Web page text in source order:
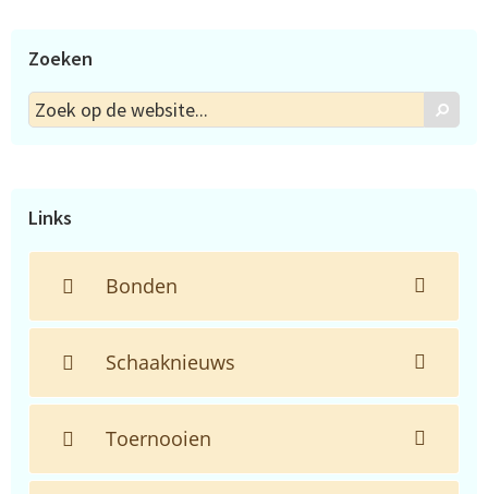
Zoeken
Zoek
op
Zoek
Links
Bonden
Schaaknieuws
Toernooien